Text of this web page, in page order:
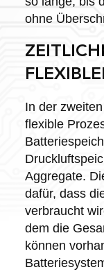
ohne
In der
flexible
Aggregate.
dafür, dass
verbraucht
dem die
können